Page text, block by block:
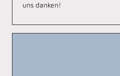
uns danken!